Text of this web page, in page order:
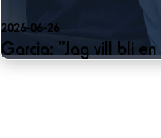
2026-06-26
Garcia: ”Jag vill bli